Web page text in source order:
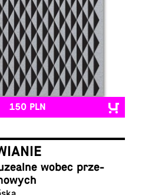
150 PLN
wobec prze­